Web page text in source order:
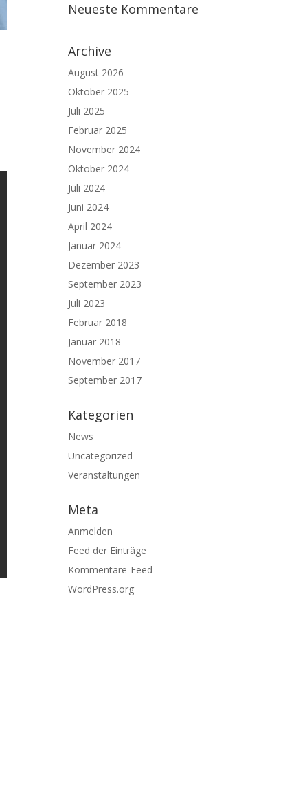
Neueste Kommentare
Archive
August 2026
Oktober 2025
Juli 2025
Februar 2025
November 2024
Oktober 2024
Juli 2024
Juni 2024
April 2024
Januar 2024
Dezember 2023
September 2023
Juli 2023
Februar 2018
Januar 2018
November 2017
September 2017
Kategorien
News
Uncategorized
Veranstaltungen
Meta
Anmelden
Feed der Einträge
Kommentare-Feed
WordPress.org